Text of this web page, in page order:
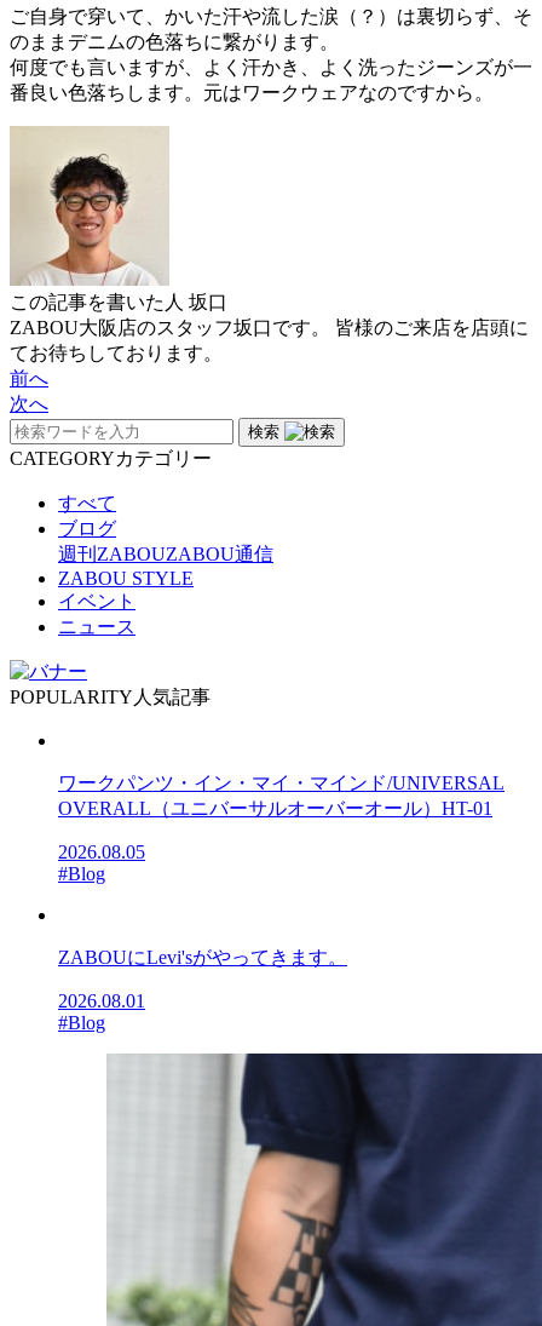
ご自身で穿いて、かいた汗や流した涙（？）は裏切らず、そ
のままデニムの色落ちに繋がります。
何度でも言いますが、よく汗かき、よく洗ったジーンズが一
番良い色落ちします。元はワークウェアなのですから。
この記事を書いた人 坂口
ZABOU大阪店のスタッフ坂口です。 皆様のご来店を店頭に
てお待ちしております。
前へ
次へ
検索
CATEGORYカテゴリー
すべて
ブログ
週刊ZABOUZABOU通信
ZABOU STYLE
イベント
ニュース
POPULARITY 人気記事
ワークパンツ・イン・マイ・マインド/UNIVERSAL
OVERALL（ユニバーサルオーバーオール）HT-01
2026.08.05
#Blog
ZABOUにLevi'sがやってきます。
2026.08.01
#Blog